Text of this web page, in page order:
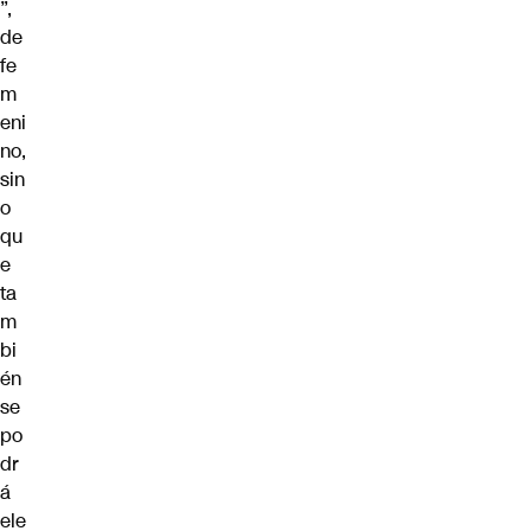
”,
de
fe
m
eni
no,
sin
o
qu
e
ta
m
bi
én
se
po
dr
á
ele